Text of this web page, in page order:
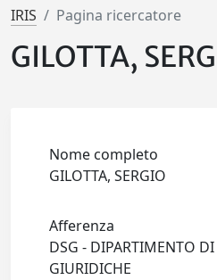
IRIS Pagina ricercatore
GILOTTA,
Nome completo
GILOTTA, SERGIO
Afferenza
DSG - DIPARTIMENTO DI
GIURIDICHE